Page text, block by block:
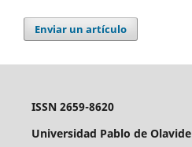
Enviar un artículo
ISSN 2659-8620
Universidad Pablo de Olavide